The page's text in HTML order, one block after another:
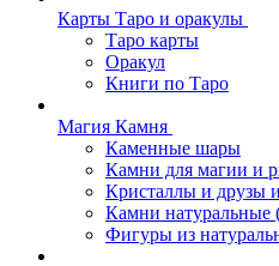
Карты Таро и оракулы
Таро карты
Оракул
Книги по Таро
Магия Камня
Каменные шары
Камни для магии и
Кристаллы и друзы
Камни натуральные
Фигуры из